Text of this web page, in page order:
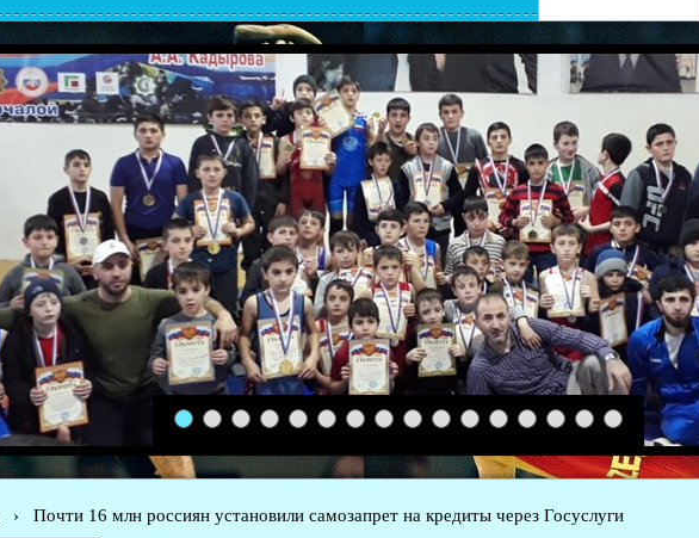
1 2 3 4 5 6 7 8 9 10 11 12 13 14 15 16
› Почти 16 млн россиян установили самозапрет на кредиты через Госуслуги